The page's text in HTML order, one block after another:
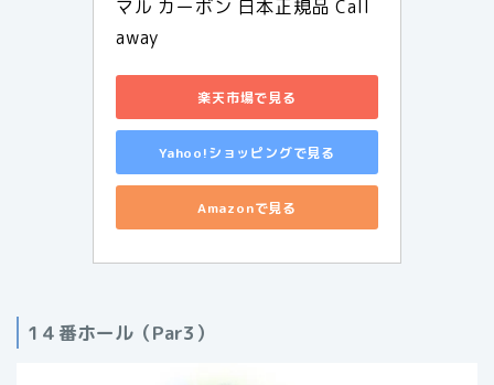
マル カーボン 日本正規品 Call
away
楽天市場で見る
Yahoo!ショッピングで見る
Amazonで見る
1４番ホール（Par3）